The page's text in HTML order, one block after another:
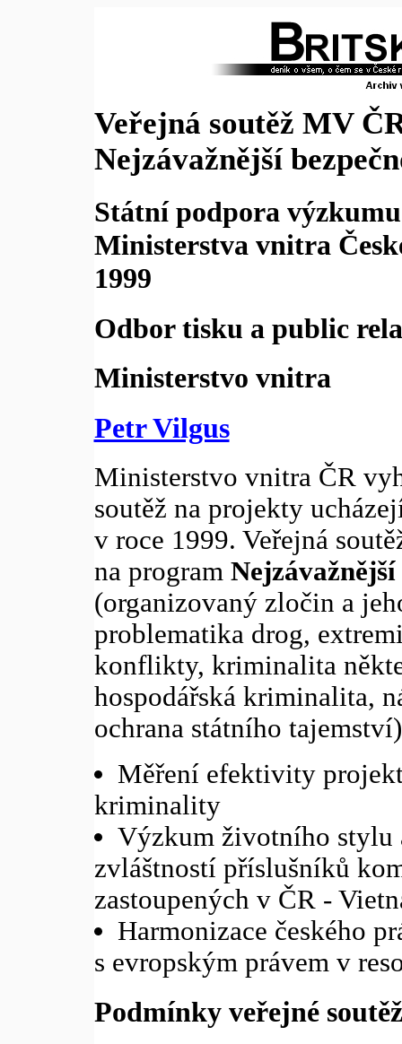
Veřejná soutěž MV
Nejzávažnější
Státní podpora
Ministerstva vnitra
1999
Odbor tisku a public
Ministerstvo vnitra
Petr Vilgus
Ministerstvo vnitra ČR
soutěž na projekty
v roce 1999. Veřejná
na program
(organizovaný zločin a
problematika drog,
konflikty, kriminalita
hospodářská kriminalita,
ochrana státního
Měření efektivity
kriminality
Výzkum životního stylu
zvláštností příslušníků
zastoupených v ČR -
Harmonizace českého
s evropským právem v
Podmínky veřejné